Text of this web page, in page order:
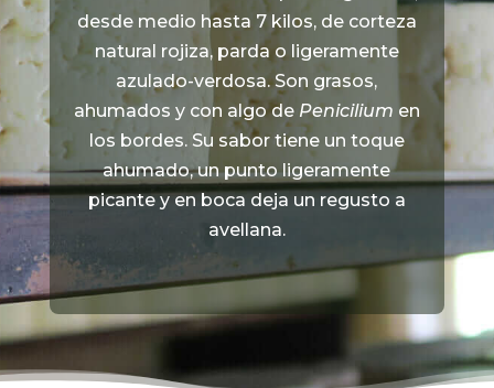
desde medio hasta 7 kilos, de corteza
natural rojiza, parda o ligeramente
azulado-verdosa. Son grasos,
ahumados y con algo de Penicilium en
los bordes. Su sabor tiene un toque
ahumado, un punto ligeramente
picante y en boca deja un regusto a
avellana.